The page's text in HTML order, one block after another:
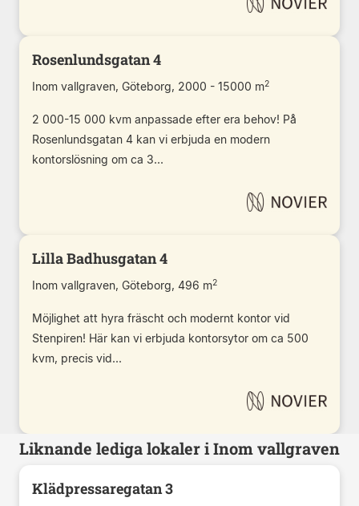
Rosenlundsgatan 4
Inom vallgraven, Göteborg, 2000 - 15000 m2
2 000-15 000 kvm anpassade efter era behov! På
Rosenlundsgatan 4 kan vi erbjuda en modern
kontorslösning om ca 3...
Lilla Badhusgatan 4
Inom vallgraven, Göteborg, 496 m2
Möjlighet att hyra fräscht och modernt kontor vid
Stenpiren! Här kan vi erbjuda kontorsytor om ca 500
kvm, precis vid...
Liknande lediga lokaler i Inom vallgraven
Klädpressaregatan 3